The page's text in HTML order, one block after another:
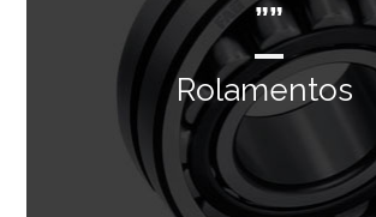
””
Rolamentos